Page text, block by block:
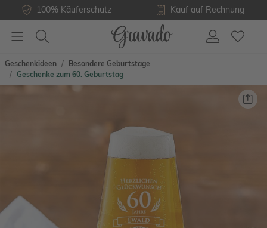
100% Käuferschutz Kauf auf Rechnung
Geschenkideen
Besondere Geburtstage
Geschenke zum 60. Geburtstag